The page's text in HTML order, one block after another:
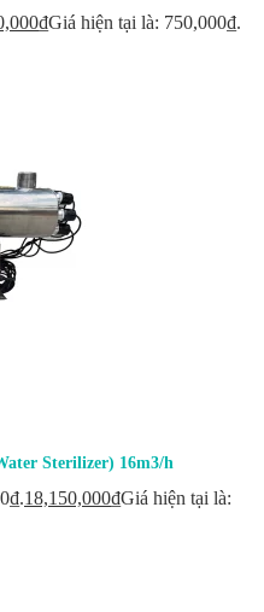
₫Giá hiện tại là: 750,000₫.
Sterilizer) 16m3/h
18,150,000₫Giá hiện tại là: